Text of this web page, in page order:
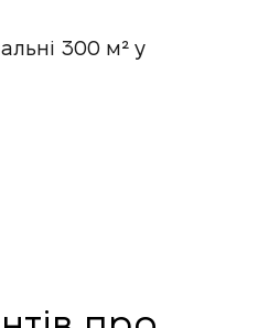
300 м² у